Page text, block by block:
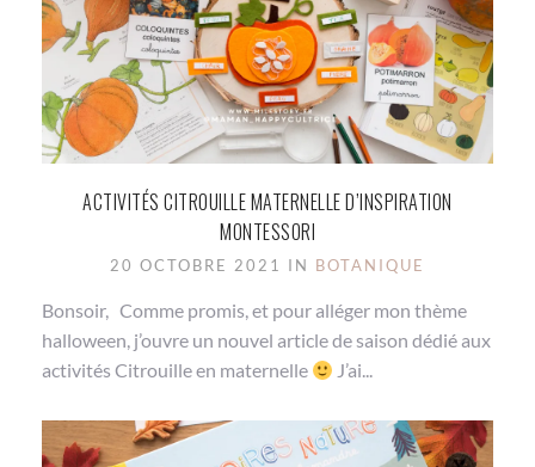
ACTIVITÉS CITROUILLE MATERNELLE D’INSPIRATION
MONTESSORI
20 OCTOBRE 2021 IN BOTANIQUE
Bonsoir, Comme promis, et pour alléger mon thème
halloween, j’ouvre un nouvel article de saison dédié aux
activités Citrouille en maternelle
J’ai...